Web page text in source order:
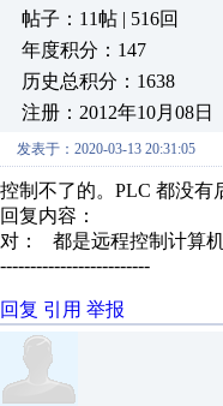
帖子：11帖 | 516回
年度积分：147
历史总积分：1638
注册：2012年10月08日
发表于：2020-03-13 20:31:05
控制不了的。PLC 都没有
回复内容：
对：
都是远程控制计算
-------------------------
回复 引用 举报